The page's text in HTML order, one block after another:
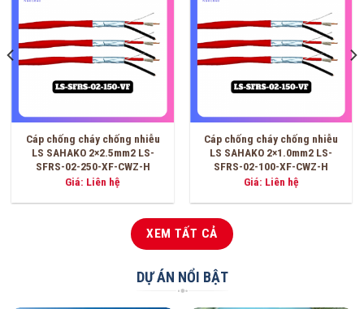
Cáp chống cháy chống nhiễu
2×1.5mm2 LS SAHAKO LS-
SFRS-02-150S-SZ-C
21,400
Cáp chống cháy chống
2×1.0mm2 LS SAHAKO
SFRS-02-100S-SZ-C
18,600₫
là:
tại
XEM TẤT CẢ
DỰ ÁN NỔI BẬT